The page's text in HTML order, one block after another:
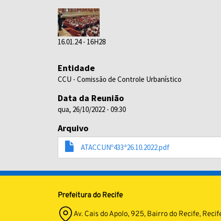
16.01.24 - 16H28
Entidade
CCU - Comissão de Controle Urbanístico
Data da Reunião
qua, 26/10/2022 - 09:30
Arquivo
ATACCUNº433ª26.10.2022.pdf
Prefeitura do Recife
Av. Cais do Apolo, 925, Bairro do Recife,